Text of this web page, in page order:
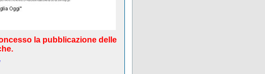
la pubblicazione delle